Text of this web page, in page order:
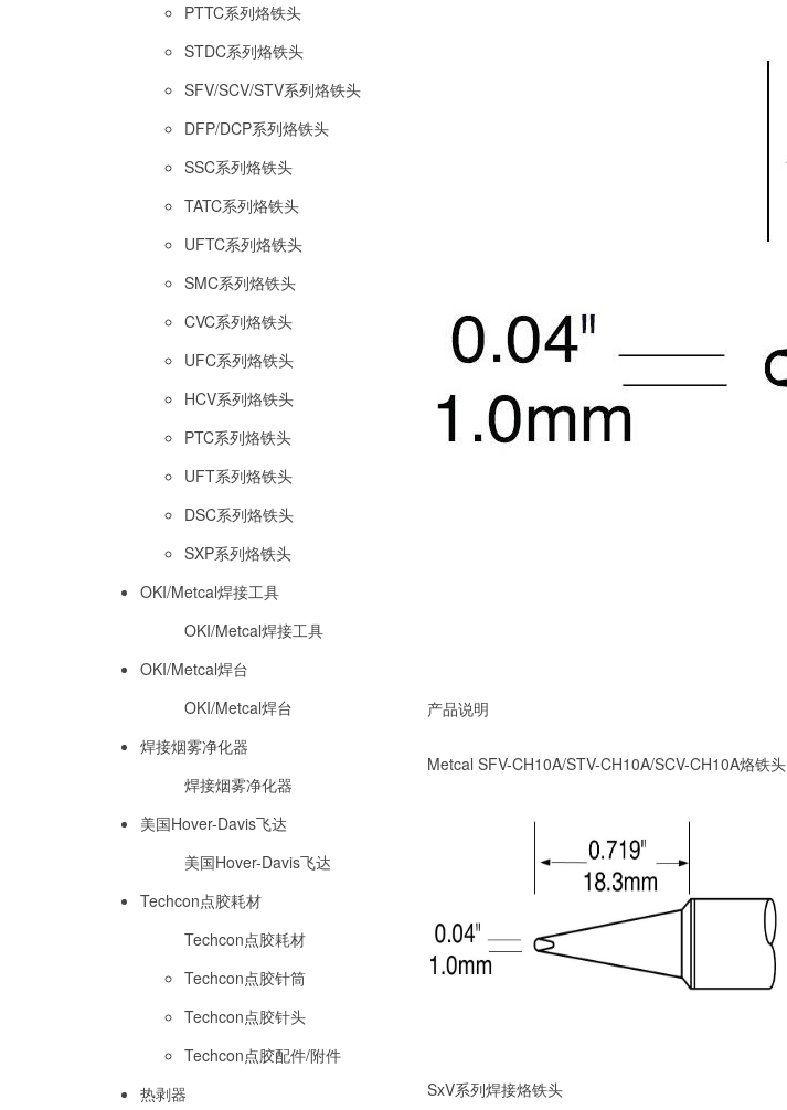
PTTC系列烙铁头
STDC系列烙铁头
SFV/SCV/STV系列烙铁头
DFP/DCP系列烙铁头
SSC系列烙铁头
TATC系列烙铁头
UFTC系列烙铁头
SMC系列烙铁头
CVC系列烙铁头
UFC系列烙铁头
HCV系列烙铁头
PTC系列烙铁头
UFT系列烙铁头
DSC系列烙铁头
SXP系列烙铁头
OKI/Metcal焊接工具
OKI/Metcal焊接工具
OKI/Metcal焊台
OKI/Metcal焊台
焊接烟雾净化器
焊接烟雾净化器
美国Hover-Davis飞达
美国Hover-Davis飞达
Techcon点胶耗材
Techcon点胶耗材
Techcon点胶针筒
Techcon点胶针头
Techcon点胶配件/附件
热剥器
产品说明
Metcal SFV-CH10A/STV-CH10A/SCV-CH10A烙铁头
SxV系列焊接烙铁头